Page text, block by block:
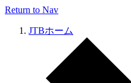
Return to Nav
JTBホーム